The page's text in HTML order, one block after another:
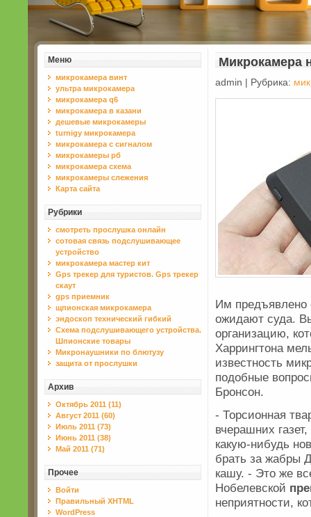
Меню
микрокамера винт
ультра микрокамера
микрокамера q6
микрокамера в казани
дешевые микрокамеры
turnigy микрокамера
микрокамера с сигналом
микрокамеры рб
микрокамера схема
микрокамеры слежения
Карта сайта
Рубрики
смотреть прослушка онлайн
сотовая связь подслушивающее
устройство
микрокамера мастер кит
Gps трекер для туристов. Gps трекер
скаут
gps приемник
щпионская микрокамера
эндоскоп технический гибкий
Схема подслушивающего устройства.
Шпионские товары
Микронаушники по блютузу
защита от прослушки
Архив
Октябрь 2011 (11)
Август 2011 (60)
Июль 2011 (73)
Июнь 2011 (38)
Май 2011 (71)
Прочее
Войти
Правильный XHTML
WordPress
Микрокамера
admin | Рубрика:
Им предъявлено
ожидают суда.
организацию,
Харрингтона
известность
подобные
Бронсон.
- Торсионная
вчерашних
какую-нибудь
брать за жабры
кашу. - Это же
Нобелевской
неприятности,